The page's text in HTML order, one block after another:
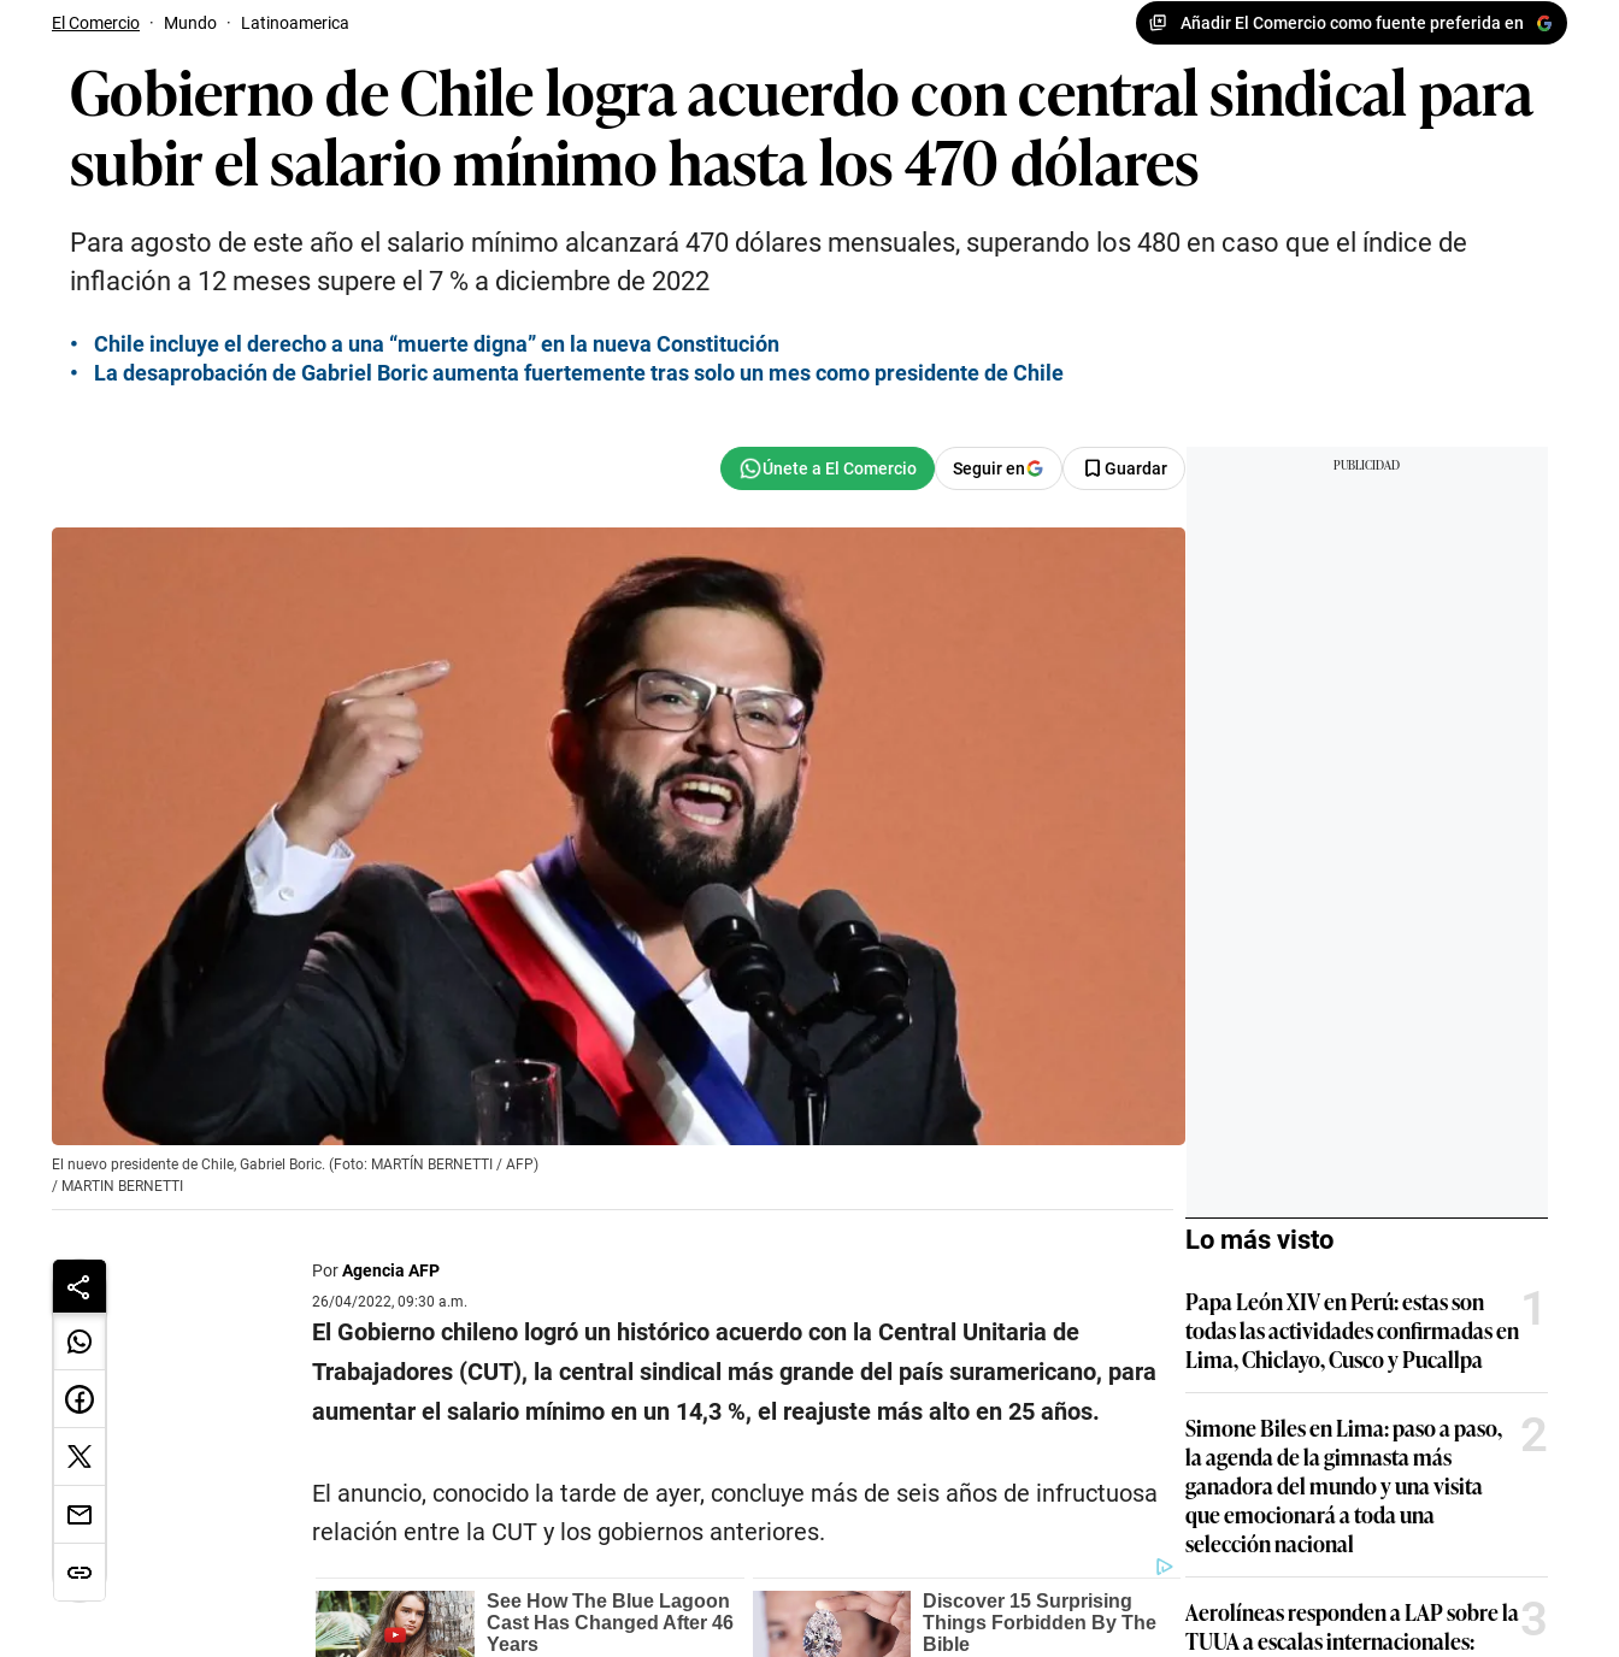
El Comercio · Mundo · Latinoamerica Añadir El Comercio como fuente preferida en
Gobierno de Chile logra acuerdo con central sindical para
subir el salario mínimo hasta los 470 dólares
Para agosto de este año el salario mínimo alcanzará 470 dólares mensuales, superando los 480 en caso que el índice de
inflación a 12 meses supere el 7 % a diciembre de 2022
Chile incluye el derecho a una “muerte digna” en la nueva Constitución
La desaprobación de Gabriel Boric aumenta fuertemente tras solo un mes como presidente de Chile
Seguir en Guardar
El nuevo presidente de Chile, Gabriel Boric. (Foto: MARTÍN BERNETTI / AFP)
/ MARTIN BERNETTI
PorAgencia AFP
26/04/2022, 09:30 a.m.
El Gobierno chileno logró un histórico acuerdo con la Central Unitaria de
Trabajadores (CUT), la central sindical más grande del país suramericano, para
aumentar el salario mínimo en un 14,3 %, el reajuste más alto en 25 años.
El anuncio, conocido la tarde de ayer, concluye más de seis años de infructuosa
relación entre la CUT y los gobiernos anteriores.
Lo más visto
Papa León XIV en Perú: estas son
todas las actividades confirmadas en
Lima, Chiclayo, Cusco y Pucallpa
1
Simone Biles en Lima: paso a paso,
la agenda de la gimnasta más
ganadora del mundo y una visita
que emocionará a toda una
selección nacional
2
Aerolíneas responden a LAP sobre la
TUUA a escalas internacionales:
3